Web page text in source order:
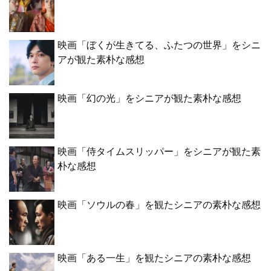
映画「ぼくが生きてる、ふたつの世界」をシニ
アが観た素朴な感想
映画「幻の光」をシニアが観た素朴な感想
映画「侍タイムスリッパー」をシニアが観た素
朴な感想
映画「ソウルの春」を観たシニアの素朴な感想
映画「ある一生」を観たシニアの素朴な感想